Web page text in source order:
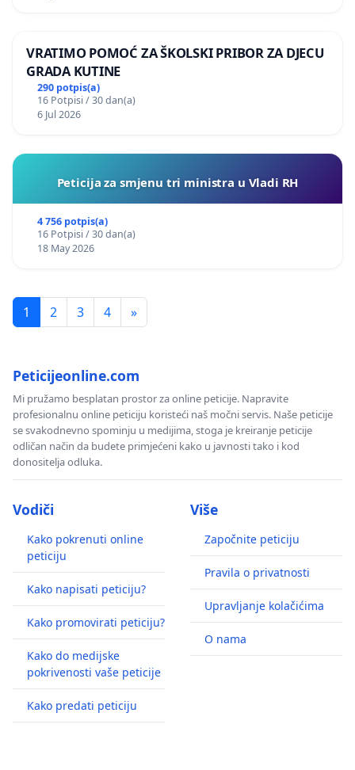
VRATIMO POMOĆ ZA ŠKOLSKI PRIBOR ZA DJECU
GRADA KUTINE
290 potpis(a)
16 Potpisi / 30 dan(a)
6 Jul 2026
Peticija za smjenu tri ministra u Vladi RH
4 756 potpis(a)
16 Potpisi / 30 dan(a)
18 May 2026
1 2 3 4 »
Peticijeonline.com
Mi pružamo besplatan prostor za online peticije. Napravite
profesionalnu online peticiju koristeći naš močni servis. Naše peticije
se svakodnevno spominju u medijima, stoga je kreiranje peticije
odličan način da budete primjećeni kako u javnosti tako i kod
donositelja odluka.
Vodiči
Kako pokrenuti online
peticiju
Kako napisati peticiju?
Kako promovirati peticiju?
Kako do medijske
pokrivenosti vaše peticije
Kako predati peticiju
Više
Započnite peticiju
Pravila o privatnosti
Upravljanje kolačićima
O nama